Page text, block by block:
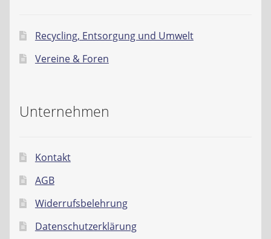
Recycling, Entsorgung und Umwelt
Vereine & Foren
Unternehmen
Kontakt
AGB
Widerrufsbelehrung
Datenschutzerklärung